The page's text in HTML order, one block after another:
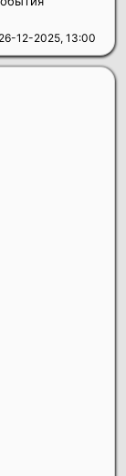
26-12-2025, 13:00